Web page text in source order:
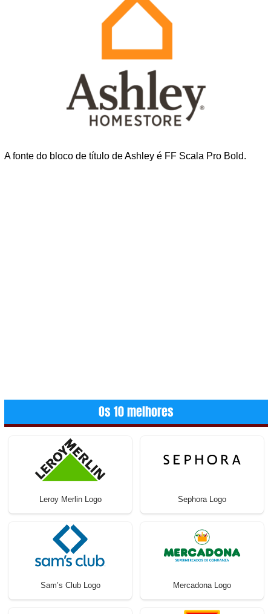
A fonte do bloco de título de Ashley é FF Scala Pro Bold.
Os 10 melhores
Leroy Merlin Logo Sephora Logo
Sam’s Club Logo Mercadona Logo